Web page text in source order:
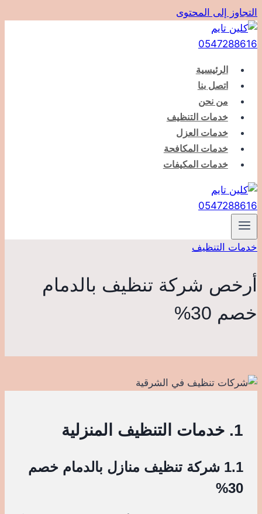
التجاوز إلى المحتوى
الرئيسية
اتصل بنا
من نحن
خدمات التنظيف
خدمات العزل
خدمات المكافحة
خدمات المكيفات
خدمات التنظيف
أرخص شركة تنظيف بالدمام
خصم 30%
1. خدمات التنظيف المنزلية
1.1 شركة تنظيف منازل بالدمام خصم
30%